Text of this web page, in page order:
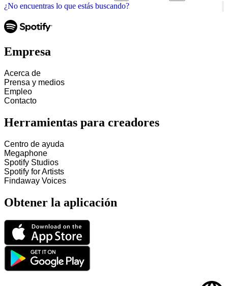
¿No encuentras lo que estás buscando?
Empresa
Acerca de
Prensa y medios
Empleo
Contacto
Herramientas para creadores
Centro de ayuda
Megaphone
Spotify Studios
Spotify for Artists
Findaway Voices
Obtener la aplicación